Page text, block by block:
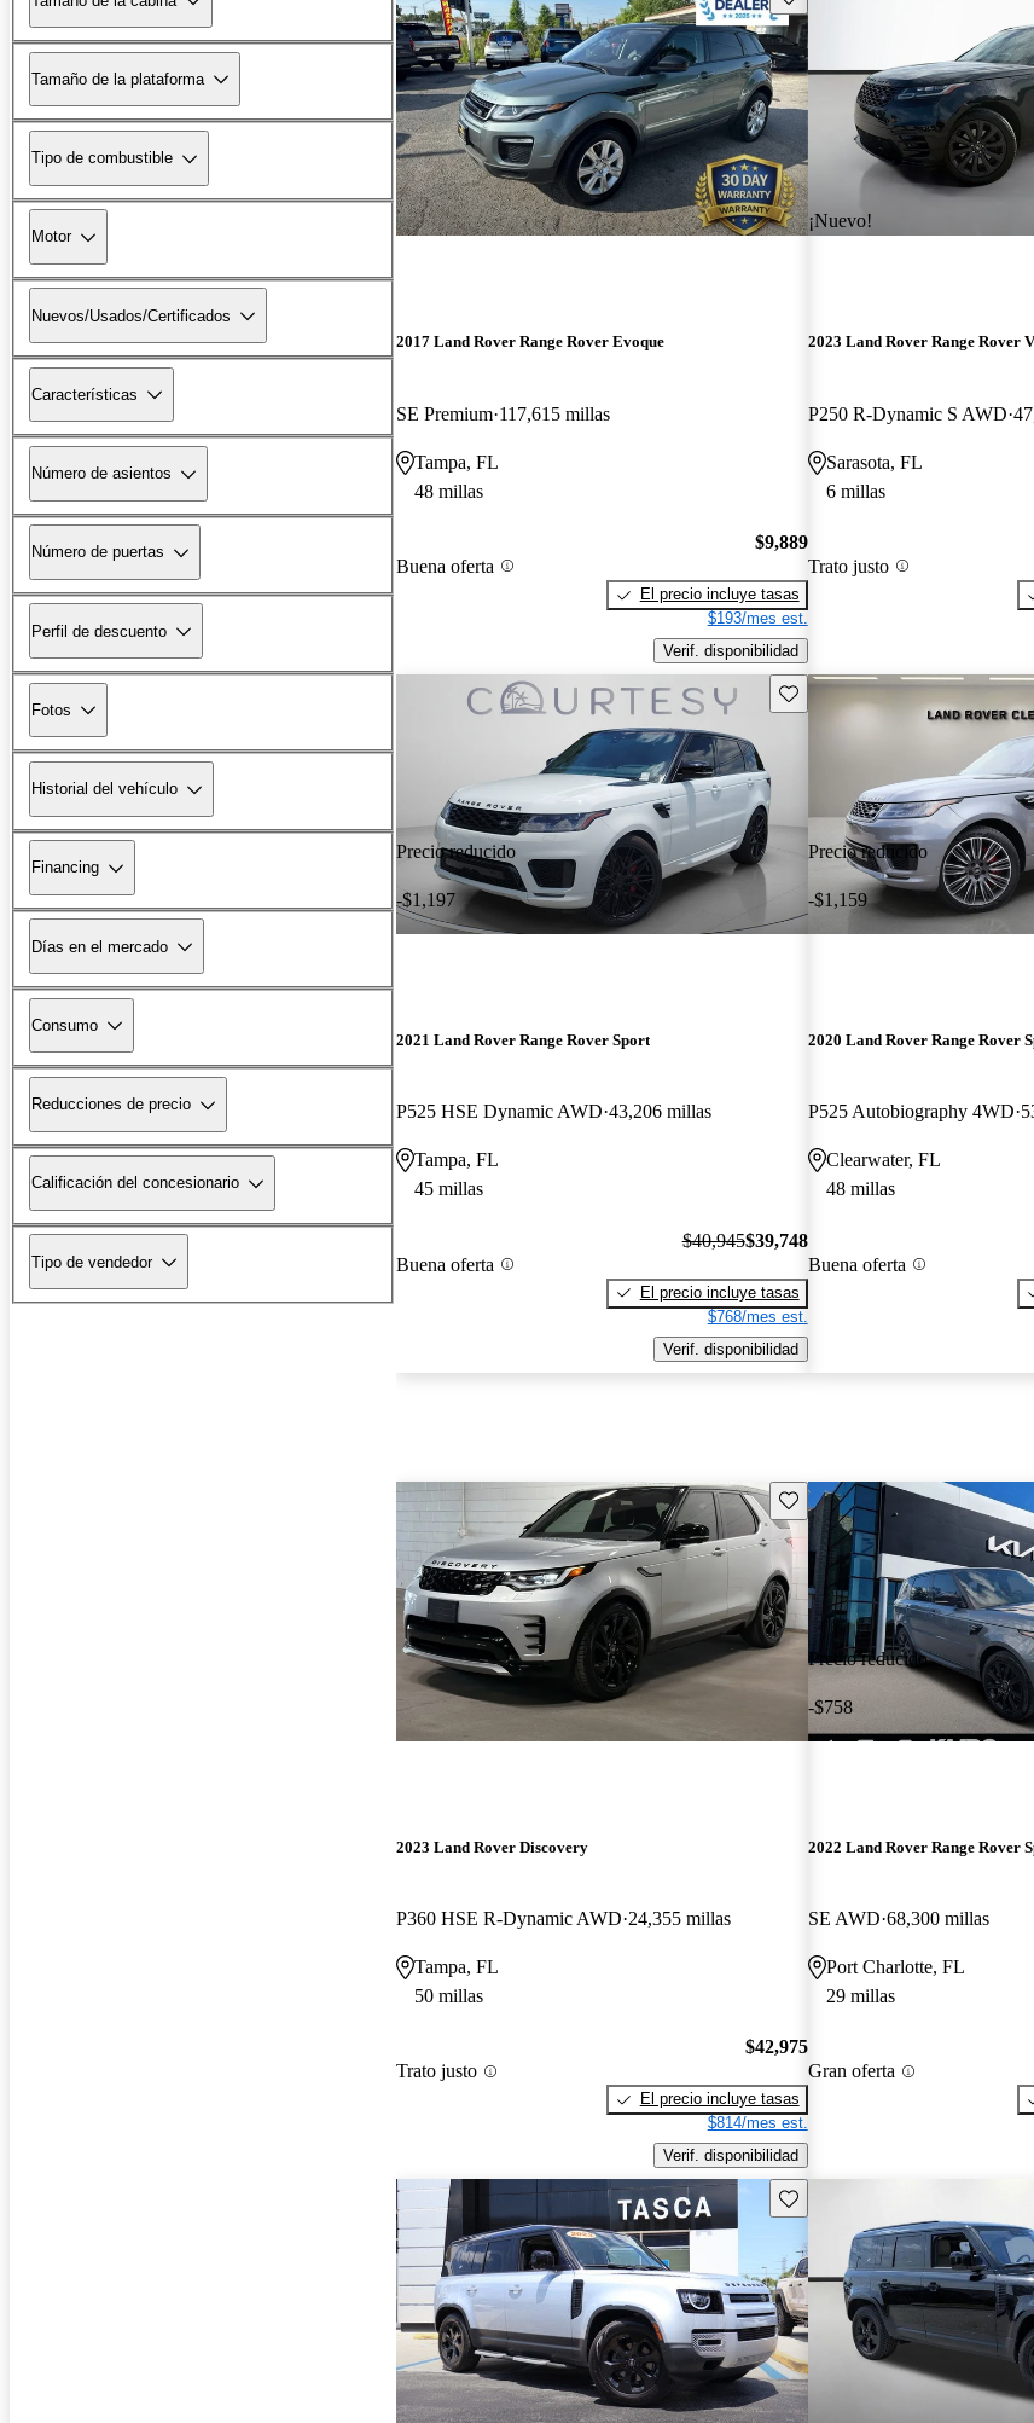
Tamaño de la plataforma
Tipo de combustible
Motor
Nuevos/Usados/Certificados
Características
Número de asientos
Número de puertas
Perfil de descuento
Fotos
Historial del vehículo
Financing
Días en el mercado
Consumo
Reducciones de precio
Calificación del concesionario
Tipo de vendedor
2017 Land Rover Range Rover Evoque
SE Premium 117,615 millas
Tampa, FL
48 millas
Buena oferta
$9,889
El precio incluye tasas
$193/mes est.
Verif. disponibilidad
¡Nuevo!
2023 Land Rover Range Rover
P250 R-Dynamic S AWD
Sarasota, FL
6 millas
Trato justo
Precio reducido
-$1,197
Guarda este Aviso
2021 Land Rover Range Rover Sport
P525 HSE Dynamic AWD 43,206 millas
Tampa, FL
45 millas
Buena oferta
$40,945$39,748
El precio incluye tasas
$768/mes est.
Verif. disponibilidad
Precio reducido
-$1,159
2020 Land Rover Range Rover
P525 Autobiography 4WD
Clearwater, FL
48 millas
Buena oferta
Guarda este Aviso
2023 Land Rover Discovery
P360 HSE R-Dynamic AWD 24,355 millas
Tampa, FL
50 millas
Trato justo
$42,975
El precio incluye tasas
$814/mes est.
Verif. disponibilidad
Precio reducido
-$758
2022 Land Rover Range Rover
SE AWD 68,300 millas
Port Charlotte, FL
29 millas
Gran oferta
Guarda este Aviso